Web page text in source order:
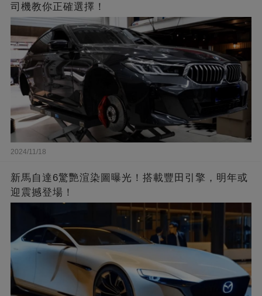
司機教你正確選擇！
2024/11/18
新馬自達6驚艷渲染圖曝光！搭載豐田引擎，明年或
迎震撼登場！